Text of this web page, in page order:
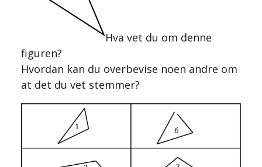
Hva vet du om denne
figuren?
Hvordan kan du overbevise noen andre om
at det du vet stemmer?